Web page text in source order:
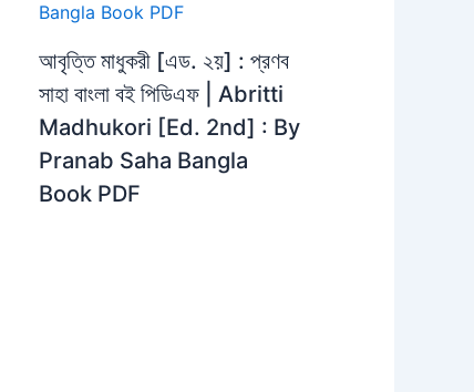
আবৃত্তি মাধুকরী [এড. ২য়] : প্রণব
সাহা বাংলা বই পিডিএফ | Abritti
Madhukori [Ed. 2nd] : By
Pranab Saha Bangla
Book PDF